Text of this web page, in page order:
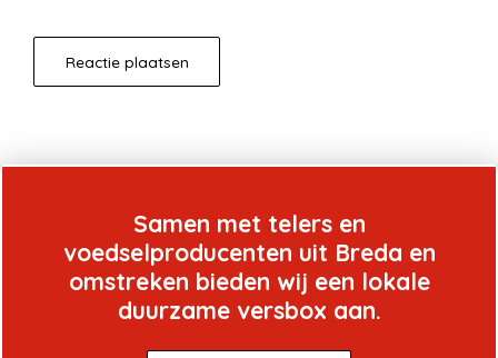
Samen met telers en
voedselproducenten uit Breda en
omstreken bieden wij een lokale
duurzame versbox aan.